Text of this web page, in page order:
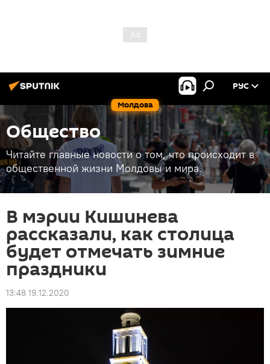
Молдова
РУС
Общество
Читайте главные новости о том, что происходит в
общественной жизни Молдовы и мира.
В мэрии Кишинева
рассказали, как столица
будет отмечать зимние
праздники
13:48 19.12.2020